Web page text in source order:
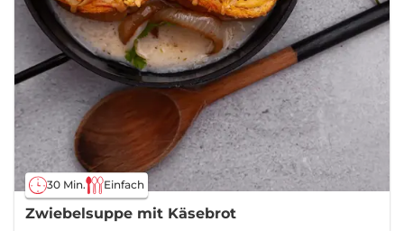
30 Min. Einfach
Zwiebelsuppe mit Käsebrot